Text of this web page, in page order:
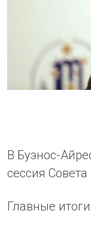
В Буэнос-
сессия Совета
Главные итоги: